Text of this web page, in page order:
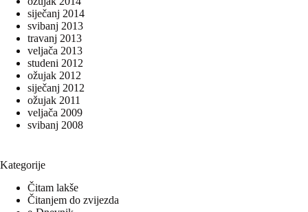
siječanj 2014
svibanj 2013
travanj 2013
veljača 2013
studeni 2012
ožujak 2012
siječanj 2012
ožujak 2011
veljača 2009
svibanj 2008
Kategorije
Čitam lakše
Čitanjem do zvijezda